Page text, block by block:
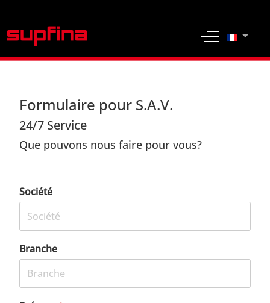
Off-Canvas
Formulaire pour S.A.V.
24/7 Service
Que pouvons nous faire pour vous?
Société
Branche